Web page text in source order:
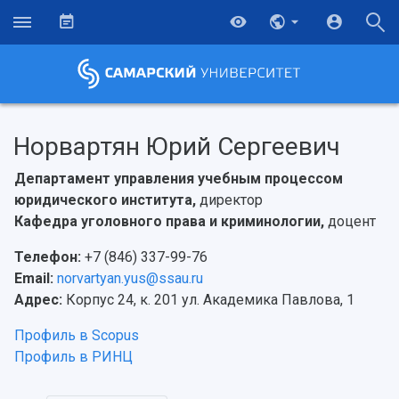
Норвартян Юрий Сергеевич
Департамент управления учебным процессом
юридического института, директор
Кафедра уголовного права и криминологии, доцент
Телефон: +7 (846) 337-99-76
Email: norvartyan.yus@ssau.ru
Адрес: Корпус 24, к. 201 ул. Академика Павлова, 1
Профиль в Scopus
Профиль в РИНЦ